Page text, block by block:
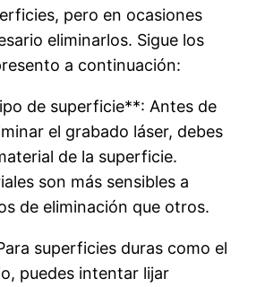
pero en ocasiones
eliminarlos. Sigue los
a continuación:
de superficie**: Antes de
el grabado láser, debes
de la superficie.
son más sensibles a
de eliminación que otros.
superficies duras como el
puedes intentar lijar